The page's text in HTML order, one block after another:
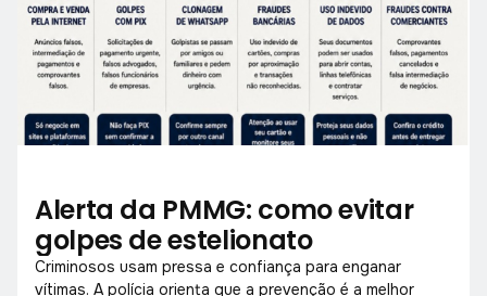
Alerta da PMMG: como evitar
golpes de estelionato
Criminosos usam pressa e confiança para enganar
vítimas. A polícia orienta que a prevenção é a melhor